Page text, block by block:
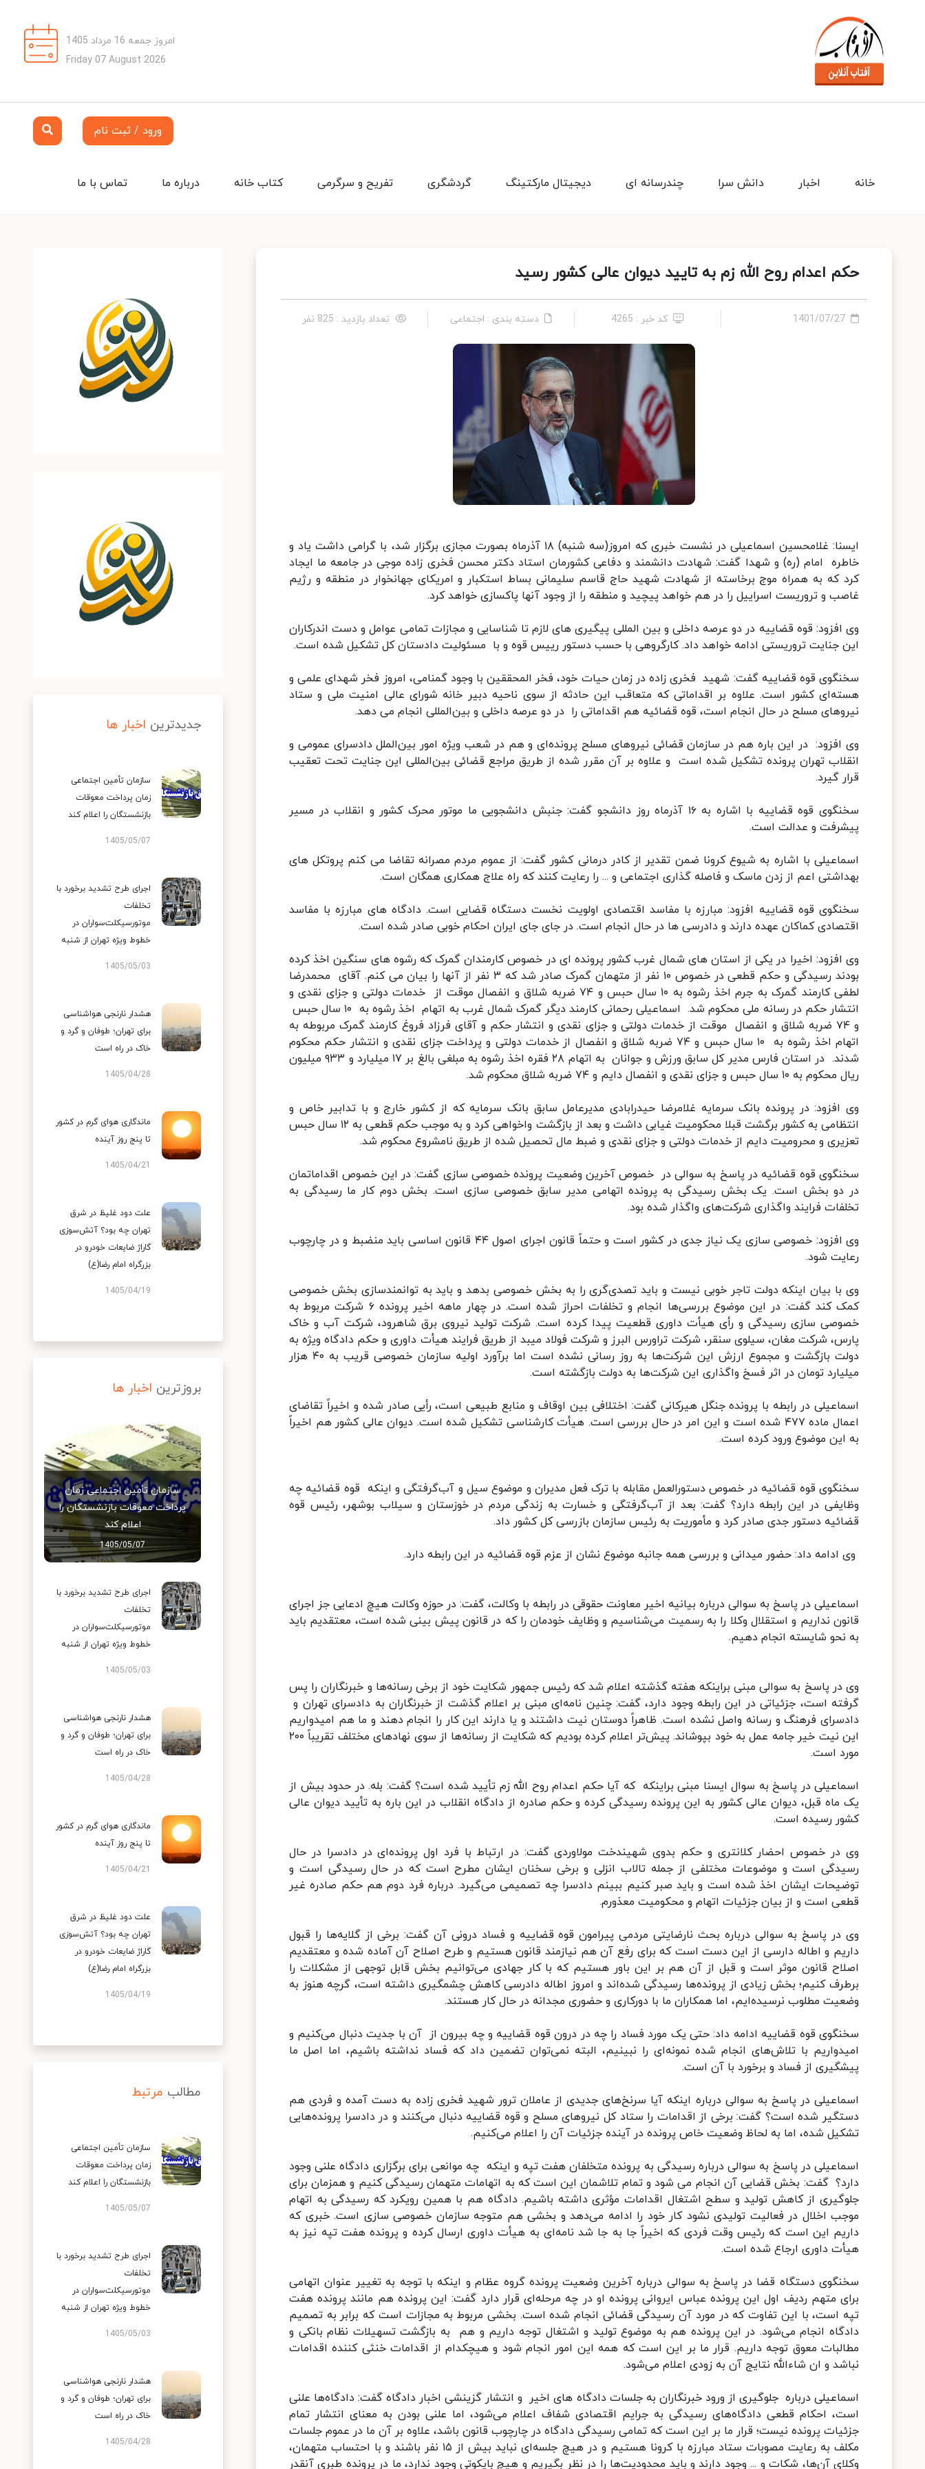
امروز جمعه 16 مرداد 1405
Friday 07 August 2026
ورود / ثبت نام
تماس با ما درباره ما کتاب خانه تفریح و سرگرمی گردشگری دیجیتال مارکتینگ چندرسانه ای دانش سرا اخبار خانه
حکم اعدام روح الله زم به تایید دیوان عالی کشور رسید
1401/07/27 کد خبر : 4265 دسته بندی : اجتماعی تعداد بازدید : 825 نفر
ایسنا: غلامحسین اسماعیلی در نشست خبری که امروز(سه شنبه) ۱۸ آذرماه بصورت مجازی برگزار شد، با گرامی داشت یاد و
خاطره امام (ره) و شهدا گفت: شهادت دانشمند و دفاعی کشورمان استاد دکتر محسن فخری زاده موجی در جامعه ما ایجاد
کرد که به همراه موج برخاسته از شهادت شهید حاج قاسم سلیمانی بساط استکبار و امریکای جهانخوار در منطقه و رژیم
غاصب و تروریست اسراییل را در هم خواهد پیچید و منطقه را از وجود آنها پاکسازی خواهد کرد.
وی افزود: قوه قضاییه در دو عرصه داخلی و بین المللی پیگیری های لازم تا شناسایی و مجازات تمامی عوامل و دست اندرکاران
این جنایت تروریستی ادامه خواهد داد. کارگروهی با حسب دستور رییس قوه و با مسئولیت دادستان کل تشکیل شده است.
سخنگوی قوه قضاییه گفت: شهید فخری زاده در زمان حیات خود، فخر المحققین با وجود گمنامی، امروز فخر شهدای علمی و
هسته‌ای کشور است. علاوه بر اقداماتی که متعاقب این حادثه از سوی ناحیه دبیر خانه شورای عالی امنیت ملی و ستاد
نیروهای مسلح در حال انجام است، قوه قضائیه هم اقداماتی را در دو عرصه داخلی و بین‌المللی انجام می دهد.
وی افزود: در این باره هم در سازمان قضائی نیروهای مسلح پرونده‌ای و هم در شعب ویژه امور بین‌الملل دادسرای عمومی و
انقلاب تهران پرونده تشکیل شده است و علاوه بر آن مقرر شده از طریق مراجع قضائی بین‌المللی این جنایت تحت تعقیب
قرار گیرد.
سخنگوی قوه قضاییه با اشاره به ۱۶ آذرماه روز دانشجو گفت: جنبش دانشجویی ما موتور محرک کشور و انقلاب در مسیر
پیشرفت و عدالت است.
اسماعیلی با اشاره به شیوع کرونا ضمن تقدیر از کادر درمانی کشور گفت: از عموم مردم مصرانه تقاضا می کنم پروتکل های
بهداشتی اعم از زدن ماسک و فاصله گذاری اجتماعی و ... را رعایت کنند که راه علاج همکاری همگان است.
سخنگوی قوه قضاییه افزود: مبارزه با مفاسد اقتصادی اولویت نخست دستگاه قضایی است. دادگاه های مبارزه با مفاسد
اقتصادی کماکان عهده دارند و دادرسی ها در حال انجام است. در جای جای ایران احکام خوبی صادر شده است.
وی افزود: اخیرا در یکی از استان های شمال غرب کشور پرونده ای در خصوص کارمندان گمرک که رشوه های سنگین اخذ کرده
بودند رسیدگی و حکم قطعی در خصوص ۱۰ نفر از متهمان گمرک صادر شد که ۳ نفر از آنها را بیان می کنم. آقای محمدرضا
لطفی کارمند گمرک به جرم اخذ رشوه به ۱۰ سال حبس و ۷۴ ضربه شلاق و انفصال موقت از خدمات دولتی و جزای نقدی و
انتشار حکم در رسانه ملی محکوم شد. اسماعیلی رحمانی کارمند دیگر گمرک شمال غرب به اتهام اخذ رشوه به ۱۰ سال حبس
و ۷۴ ضربه شلاق و انفصال موقت از خدمات دولتی و جزای نقدی و انتشار حکم و آقای فرزاد فروغ کارمند گمرک مربوطه به
اتهام اخذ رشوه به ۱۰ سال حبس و ۷۴ ضربه شلاق و انفصال از خدمات دولتی و پرداخت جزای نقدی و انتشار حکم محکوم
شدند. در استان فارس مدیر کل سابق ورزش و جوانان به اتهام ۲۸ فقره اخذ رشوه به مبلغی بالغ بر ۱۷ میلیارد و ۹۳۳ میلیون
ریال محکوم به ۱۰ سال حبس و جزای نقدی و انفصال دایم و ۷۴ ضربه شلاق محکوم شد.
وی افزود: در پرونده بانک سرمایه غلامرضا حیدرابادی مدیرعامل سابق بانک سرمایه که از کشور خارج و با تدابیر خاص و
انتظامی به کشور برگشت قبلا محکومیت غیابی داشت و بعد از بازگشت واخواهی کرد و به موجب حکم قطعی به ۱۲ سال حبس
تعزیری و محرومیت دایم از خدمات دولتی و جزای نقدی و ضبط مال تحصیل شده از طریق نامشروع محکوم شد.
سخنگوی قوه قضائیه در پاسخ به سوالی در خصوص آخرین وضعیت پرونده خصوصی سازی گفت: در این خصوص اقداماتمان
در دو بخش است. یک بخش رسیدگی به پرونده اتهامی مدیر سابق خصوصی سازی است. بخش دوم کار ما رسیدگی به
تخلفات فرایند واگذاری شرکت‌های واگذار شده بود.
وی افزود: خصوصی سازی یک نیاز جدی در کشور است و حتماً قانون اجرای اصول ۴۴ قانون اساسی باید منضبط و در چارچوب
رعایت شود.
وی با بیان اینکه دولت تاجر خوبی نیست و باید تصدی‌گری را به بخش خصوصی بدهد و باید به توانمندسازی بخش خصوصی
کمک کند گفت: در این موضوع بررسی‌ها انجام و تخلفات احراز شده است. در چهار ماهه اخیر پرونده ۶ شرکت مربوط به
خصوصی سازی رسیدگی و رأی هیأت داوری قطعیت پیدا کرده است. شرکت تولید نیروی برق شاهرود، شرکت آب و خاک
پارس، شرکت مغان، سیلوی سنقر، شرکت تراورس البرز و شرکت فولاد میبد از طریق فرایند هیأت داوری و حکم دادگاه ویژه به
دولت بازگشت و مجموع ارزش این شرکت‌ها به روز رسانی نشده است اما برآورد اولیه سازمان خصوصی قریب به ۴۰ هزار
میلیارد تومان در اثر فسخ واگذاری این شرکت‌ها به دولت بازگشته است.
اسماعیلی در رابطه با پرونده جنگل هیرکانی گفت: اختلافی بین اوقاف و منابع طبیعی است، رأیی صادر شده و اخیراً تقاضای
اعمال ماده ۴۷۷ شده است و این امر در حال بررسی است. هیأت کارشناسی تشکیل شده است. دیوان عالی کشور هم اخیراً
به این موضوع ورود کرده است.
سخنگوی قوه قضائیه در خصوص دستورالعمل مقابله با ترک فعل مدیران و موضوع سیل و آب‌گرفتگی و اینکه قوه قضائیه چه
وظایفی در این رابطه دارد؟ گفت: بعد از آب‌گرفتگی و خسارت به زندگی مردم در خوزستان و سیلاب بوشهر، رئیس قوه
قضائیه دستور جدی صادر کرد و مأموریت به رئیس سازمان بازرسی کل کشور داد.
وی ادامه داد: حضور میدانی و بررسی همه جانبه موضوع نشان از عزم قوه قضائیه در این رابطه دارد.
اسماعیلی در پاسخ به سوالی درباره بیانیه اخیر معاونت حقوقی در رابطه با وکالت، گفت: در حوزه وکالت هیچ ادعایی جز اجرای
قانون نداریم و استقلال وکلا را به رسمیت می‌شناسیم و وظایف خودمان را که در قانون پیش بینی شده است، معتقدیم باید
به نحو شایسته انجام دهیم.
وی در پاسخ به سوالی مبنی براینکه هفته گذشته اعلام شد که رئیس جمهور شکایت خود از برخی رسانه‌ها و خبرنگاران را پس
گرفته است، جزئیاتی در این رابطه وجود دارد، گفت: چنین نامه‌ای مبنی بر اعلام گذشت از خبرنگاران به دادسرای تهران و
دادسرای فرهنگ و رسانه واصل نشده است. ظاهراً دوستان نیت داشتند و یا دارند این کار را انجام دهند و ما هم امیدواریم
این نیت خیر جامه عمل به خود بپوشاند. پیش‌تر اعلام کرده بودیم که شکایت از رسانه‌ها از سوی نهادهای مختلف تقریباً ۲۰۰
مورد است.
اسماعیلی در پاسخ به سوال ایسنا مبنی براینکه که آیا حکم اعدام روح الله زم تأیید شده است؟ گفت: بله. در حدود بیش از
یک ماه قبل، دیوان عالی کشور به این پرونده رسیدگی کرده و حکم صادره از دادگاه انقلاب در این باره به تأیید دیوان عالی
کشور رسیده است.
وی در خصوص احضار کلانتری و حکم بدوی شهیندخت مولاوردی گفت: در ارتباط با فرد اول پرونده‌ای در دادسرا در حال
رسیدگی است و موضوعات مختلفی از جمله تالاب انزلی و برخی سخنان ایشان مطرح است که در حال رسیدگی است و
توضیحات ایشان اخذ شده است و باید صبر کنیم ببینم دادسرا چه تصمیمی می‌گیرد. درباره فرد دوم هم حکم صادره غیر
قطعی است و از بیان جزئیات اتهام و محکومیت معذورم.
وی در پاسخ به سوالی درباره بحث نارضایتی مردمی پیرامون قوه قضاییه و فساد درونی آن گفت: برخی از گلایه‌ها را قبول
داریم و اطاله دارسی از این دست است که برای رفع آن هم نیازمند قانون هستیم و طرح اصلاح آن آماده شده و معتقدیم
اصلاح قانون موثر است و قبل از آن هم بر این باور هستیم که با کار جهادی می‌توانیم بخش قابل توجهی از مشکلات را
برطرف کنیم؛ بخش زیادی از پرونده‌ها رسیدگی شده‌اند و امروز اطاله دادرسی کاهش چشمگیری داشته است، گرچه هنوز به
وضعیت مطلوب نرسیده‌ایم، اما همکاران ما با دورکاری و حضوری مجدانه در حال کار هستند.
سخنگوی قوه قضاییه ادامه داد: حتی یک مورد فساد را چه در درون قوه قضاییه و چه بیرون از آن با جدیت دنبال می‌کنیم و
امیدواریم با تلاش‌های انجام شده نمونه‌ای را نبینیم، البته نمی‌توان تضمین داد که فساد نداشته باشیم، اما اصل ما
پیشگیری از فساد و برخورد با آن‌ است.
اسماعیلی در پاسخ به سوالی درباره اینکه آیا سرنخ‌های جدیدی از عاملان ترور شهید فخری زاده به دست آمده و فردی هم
دستگیر شده است؟ گفت: برخی از اقدامات را ستاد کل نیروهای مسلح و قوه قضاییه دنبال می‌کنند و در دادسرا پرونده‌هایی
تشکیل شده، اما به لحاظ وضعیت خاص پرونده در آینده جزئیات آن را اعلام می‌کنیم.
اسماعیلی در پاسخ به سوالی درباره رسیدگی به پرونده متخلفان هفت تپه و اینکه چه موانعی برای برگزاری دادگاه علنی وجود
دارد؟ گفت: بخش قضایی آن انجام می شود و تمام تلاشمان این است که به اتهامات متهمان رسیدگی کنیم و همزمان برای
جلوگیری از کاهش تولید و سطح اشتغال اقدامات مؤثری داشته باشیم. دادگاه هم با همین رویکرد که رسیدگی به اتهام
موجب اخلال در فعالیت تولیدی نشود کار خود را ادامه می‌دهد و بخشی هم متوجه سازمان خصوصی سازی است. خبری که
داریم این است که رئیس وقت فردی که اخیراً جا به جا شد نامه‌ای به هیأت داوری ارسال کرده و پرونده هفت تپه نیز به
هیأت داوری ارجاع شده است.
سخنگوی دستگاه قضا در پاسخ به سوالی درباره آخرین وضعیت پرونده گروه عظام و اینکه با توجه به تغییر عنوان اتهامی
برای متهم ردیف اول این پرونده عباس ایروانی پرونده او در چه مرحله‌ای قرار دارد گفت: این پرونده هم مانند پرونده هفت
تپه است، با این تفاوت که در مورد آن رسیدگی قضائی انجام شده است. بخشی مربوط به مجازات است که برابر به تصمیم
دادگاه انجام می‌شود. در این پرونده هم به موضوع تولید و اشتغال توجه داریم و هم به بازگشت تسهیلات نظام بانکی و
مطالبات معوق توجه داریم. قرار ما بر این است که همه این امور انجام شود و هیچکدام از اقدامات خنثی کننده اقدامات
نباشد و ان شاءالله نتایج آن به زودی اعلام می‌شود.
اسماعیلی درباره جلوگیری از ورود خبرنگاران به جلسات دادگاه های اخیر و انتشار گزینشی اخبار دادگاه گفت: دادگاه‌ها علنی
است، احکام قطعی دادگاه‌های رسیدگی به جرایم اقتصادی شفاف اعلام می‌شود، اما علنی بودن به معنای انتشار تمام
جزئیات پرونده نیست؛ قرار ما بر این است که تمامی رسیدگی دادگاه در چارچوب قانون باشد، علاوه بر آن ما در عموم جلسات
مکلف به رعایت مصوبات ستاد مبارزه با کرونا هستیم و در هیچ جلسه‌ای نباید بیش از ۱۵ نفر باشند و با احتساب متهمان،
وکلای آن‌ها، شکات و ... وجود دارند و باید محدودیت‌ها را در نظر بگیریم و هیچ بایکوتی وجود ندارد، ما در پرونده طبری آنقدر
جدیدترین اخبار ها
سازمان تأمین اجتماعی
زمان پرداخت معوقات
بازنشستگان را اعلام کند
1405/05/07
اجرای طرح تشدید برخورد با
تخلفات
موتورسیکلت‌سواران در
خطوط ویژه تهران از شنبه
1405/05/03
هشدار نارنجی هواشناسی
برای تهران؛ طوفان و گرد و
خاک در راه است
1405/04/28
ماندگاری هوای گرم در کشور
تا پنج روز آینده
1405/04/21
علت دود غلیظ در شرق
تهران چه بود؟ آتش‌سوزی
گاراژ ضایعات خودرو در
بزرگراه امام رضا(ع)
1405/04/19
بروزترین اخبار ها
سازمان تأمین اجتماعی زمان
پرداخت معوقات بازنشستگان را
اعلام کند
1405/05/07
اجرای طرح تشدید برخورد با
تخلفات
موتورسیکلت‌سواران در
خطوط ویژه تهران از شنبه
1405/05/03
هشدار نارنجی هواشناسی
برای تهران؛ طوفان و گرد و
خاک در راه است
1405/04/28
ماندگاری هوای گرم در کشور
تا پنج روز آینده
1405/04/21
علت دود غلیظ در شرق
تهران چه بود؟ آتش‌سوزی
گاراژ ضایعات خودرو در
بزرگراه امام رضا(ع)
1405/04/19
مطالب مرتبط
سازمان تأمین اجتماعی
زمان پرداخت معوقات
بازنشستگان را اعلام کند
1405/05/07
اجرای طرح تشدید برخورد با
تخلفات
موتورسیکلت‌سواران در
خطوط ویژه تهران از شنبه
1405/05/03
هشدار نارنجی هواشناسی
برای تهران؛ طوفان و گرد و
خاک در راه است
1405/04/28